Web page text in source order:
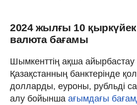
2024 жылғы 10
валюта бағамы
Шымкенттің ақша
Қазақстанның банктерінде
долларды, еуроны, рубльді
алу бойынша ағымдағы